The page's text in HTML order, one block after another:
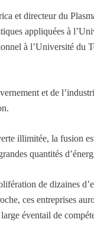
et directeur du
appliquées à
à l’Université du
et de
illimitée, la fusion
quantités
de dizaines
ces entreprises
éventail de